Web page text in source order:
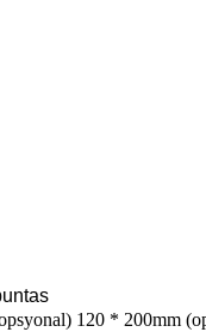
120 * 200mm